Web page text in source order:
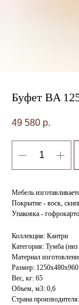
Буфет BA
49 580 р.
Мебель
Покрытие - воск,
Упаковка -
Коллекция: Кантри
Категория: Тумба
Материал
Размер: 1250х480х960
Вес, кг: 65
Объем, м3: 0,6
Страна